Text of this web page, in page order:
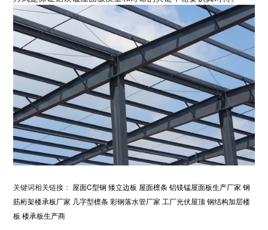
关键词相关链接： 屋面C型钢 矮立边板 屋面檩条 铝镁锰屋面板生产厂家 钢
筋桁架楼承板厂家 几字型檩条 彩钢落水管厂家 工厂光伏屋顶 钢结构加层楼
板 楼承板生产商